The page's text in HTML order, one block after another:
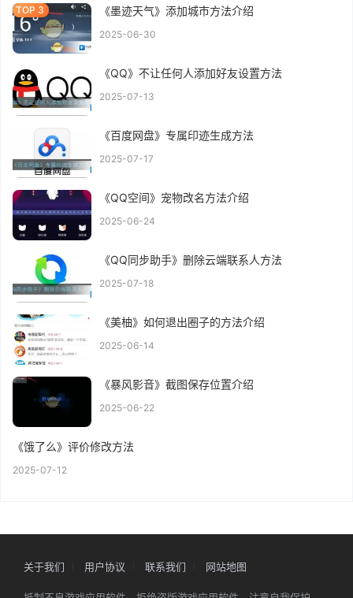
《墨迹天气》添加城市方法介绍
2025-06-30
《QQ》不让任何人添加好友设置方法
2025-07-13
《百度网盘》专属印迹生成方法
2025-07-17
《QQ空间》宠物改名方法介绍
2025-06-24
《QQ同步助手》删除云端联系人方法
2025-07-18
《美柚》如何退出圈子的方法介绍
2025-06-14
《暴风影音》截图保存位置介绍
2025-06-22
《饿了么》评价修改方法
2025-07-12
关于我们 用户协议 联系我们 网站地图